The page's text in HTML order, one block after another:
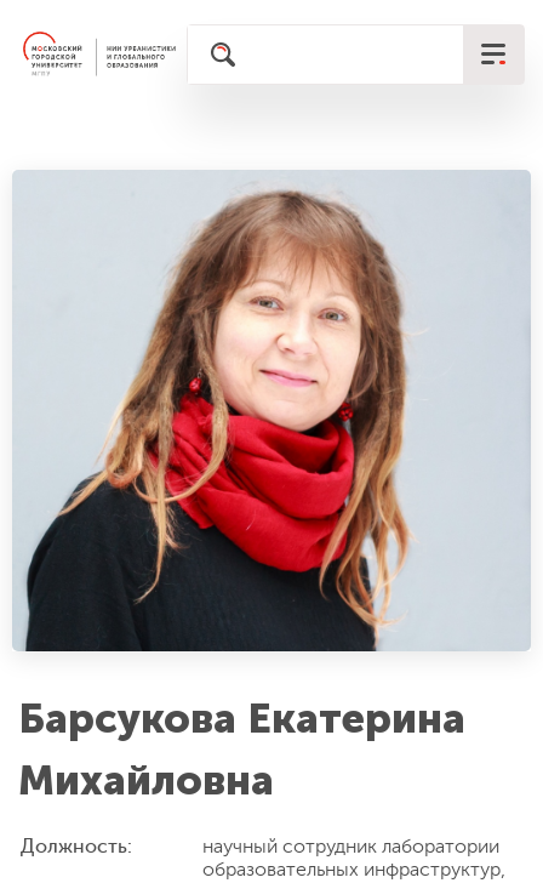
Барсукова Екатерина
Михайловна
Должность:
научный сотрудник лаборатории
образовательных инфраструктур,